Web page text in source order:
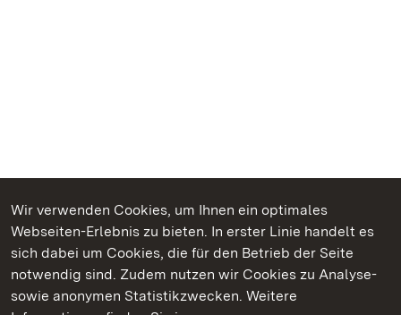
Wir verwenden Cookies, um Ihnen ein optimales
Webseiten-Erlebnis zu bieten. In erster Linie handelt es
sich dabei um Cookies, die für den Betrieb der Seite
notwendig sind. Zudem nutzen wir Cookies zu Analyse-
sowie anonymen Statistikzwecken. Weitere
Kommen. Staunen. Genießen.